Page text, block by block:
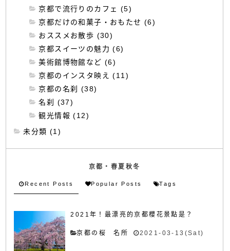
京都で流行りのカフェ (5)
京都だけの和菓子・おもたせ (6)
おススメお散歩 (30)
京都スイーツの魅力 (6)
美術館博物館など (6)
京都のインスタ映え (11)
京都の名刹 (38)
名刹 (37)
観光情報 (12)
未分類 (1)
京都・春夏秋冬
Recent Posts Popular Posts Tags
2021年！最漂亮的京都櫻花景點是？
京都の桜 名所 2021-03-13(Sat)